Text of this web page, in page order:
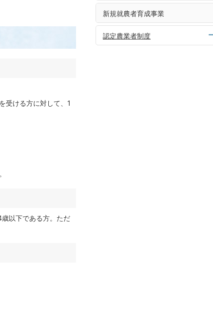
受ける方に対して、1
以下である方。ただ
新規就農者育成事業
認定農業者制度